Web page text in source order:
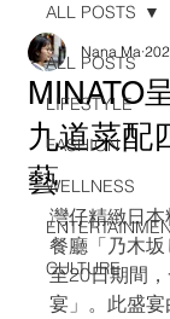
ALL POSTS
LIFESTYLE
FASHION
WELLNESS
CULTURE
ALL POSTS
MINATO
九道菜配
藝
Nana Ma
灣仔精緻日本
餐廳「乃木
至20日期間
宴」。此盛宴